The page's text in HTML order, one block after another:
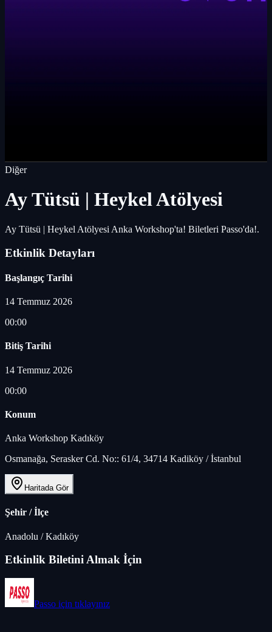
Diğer
Ay Tütsü | Heykel Atölyesi
Ay Tütsü | Heykel Atölyesi Anka Workshop'ta! Biletleri Passo'da!.
Etkinlik Detayları
Başlangıç Tarihi
14 Temmuz 2026
00:00
Bitiş Tarihi
14 Temmuz 2026
00:00
Konum
Anka Workshop Kadıköy
Osmanağa, Serasker Cd. No:: 61/4, 34714 Kadiköy / İstanbul
Haritada Gör
Şehir / İlçe
Anadolu /Kadıköy
Etkinlik Biletini Almak İçin
Passo için tıklayınız